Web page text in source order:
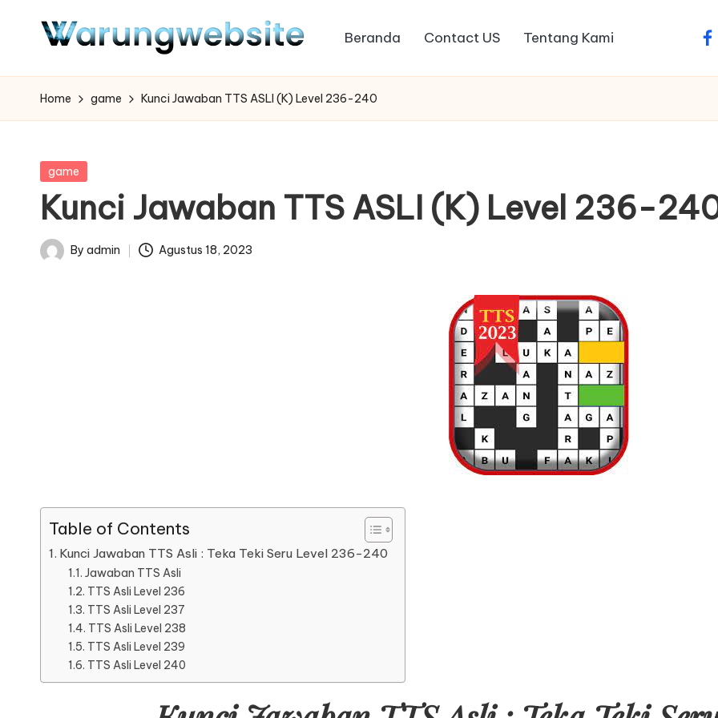
Beranda Contact US Tentang Kami
Home game Kunci Jawaban TTS ASLI (K) Level 236-240
Posted
game
Kunci Jawaban TTS ASLI (K) Level 236-
Posted
By admin Agustus 18, 2023
Table of Contents
Kunci Jawaban TTS Asli : Teka Teki Seru Level 236-240
Jawaban TTS Asli
TTS Asli Level 236
TTS Asli Level 237
TTS Asli Level 238
TTS Asli Level 239
TTS Asli Level 240